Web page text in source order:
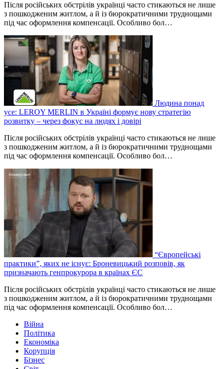
Після російських обстрілів українці часто стикаються не лише
з пошкодженим житлом, а й із бюрократичними труднощами
під час оформлення компенсації. Особливо бол…
Людина понад
усе: LEROY MERLIN в Україні формує нову стратегію
розвитку – через фокус на людях і довірі
Після російських обстрілів українці часто стикаються не лише
з пошкодженим житлом, а й із бюрократичними труднощами
під час оформлення компенсації. Особливо бол…
“Європейські
практики”, яких не існує: Броневицький розповів, як
призначають генпрокурора в країнах ЄС
Після російських обстрілів українці часто стикаються не лише
з пошкодженим житлом, а й із бюрократичними труднощами
під час оформлення компенсації. Особливо бол…
Війна
Політика
Економіка
Корупція
Бізнес